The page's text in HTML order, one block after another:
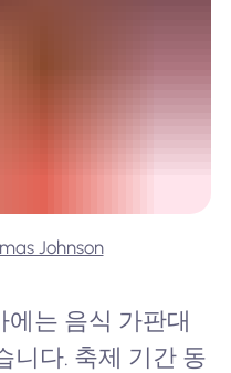
Johnson
는 음식 가판대
니다. 축제 기간 동